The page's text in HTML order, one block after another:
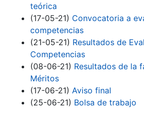
teórica
(17-05-21) Convocatoria a
competencias
(21-05-21) Resultados de
Competencias
(08-06-21) Resultados de la
Méritos
(17-06-21) Aviso final
(25-06-21) Bolsa de trabajo